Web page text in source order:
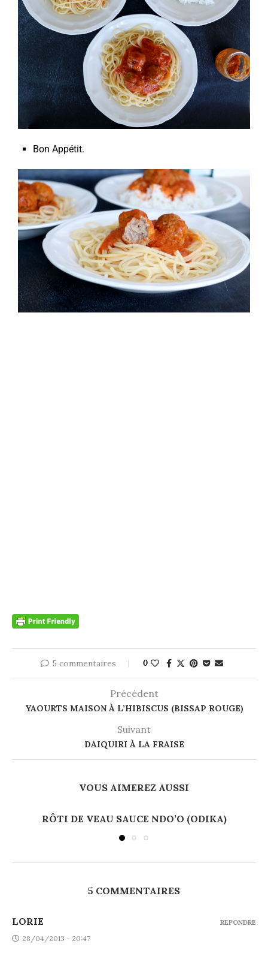
Bon Appétit.
5 commentaires 0
Précédent
YAOURTS MAISON À L’HIBISCUS (BISSAP ROUGE)
Suivant
DAIQUIRI À LA FRAISE
VOUS AIMEREZ AUSSI
RÔTI DE VEAU SAUCE NDO’O (ODIKA)
5 COMMENTAIRES
LORIE
28/04/2013 - 20:47
REPONDRE